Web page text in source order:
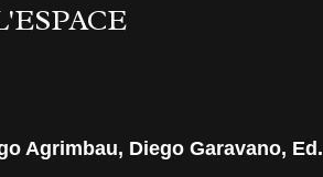
Agrimbau, Diego Garavano, Ed.